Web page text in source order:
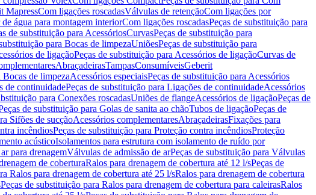
MapressCom ligações roscadasVálvulas de retençãoCom ligações por
água para montagem interiorCom ligações roscadasPeças de substituição para
de substituição para AcessóriosCurvasPeças de substituição para
para Bocas de limpezaUniõesPeças de substituição para
de ligaçãoPeças de substituição para Acessórios de ligaçãoCurvas de
AbraçadeirasTampasConsumíveisGeberit
Bocas de limpezaAcessórios especiaisPeças de substituição para Acessórios
de continuidadePeças de substituição para Ligações de continuidadeAcessórios
para Conexões roscadasUniões de flangeAcessórios de ligaçãoPeças de
de substituição para Golas de sanita ao chãoTubos de ligaçãoPeças de
Sifões de sucçãoAcessórios complementaresAbraçadeirasFixações para
incêndiosPeças de substituição para Proteção contra incêndiosProteção
acústicoIsolamentos para estrutura com isolamento de ruído por
para drenagemVálvulas de admissão de arPeças de substituição para Válvulas
de coberturaRalos para drenagem de cobertura até 12 l/sPeças de
Ralos para drenagem de cobertura até 25 l/sRalos para drenagem de cobertura
Peças de substituição para Ralos para drenagem de cobertura para caleirasRalos